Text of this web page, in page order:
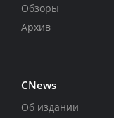
Обзоры
Архив
CNews
Об издании